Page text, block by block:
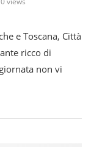
e Toscana, Città
ricco di
non vi